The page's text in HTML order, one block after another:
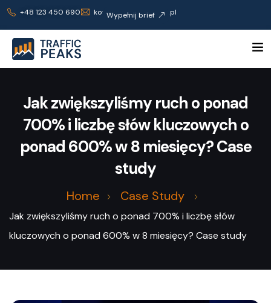
+48 123 450 690 kontakt@trafficpeaks.pl
Wypełnij brief
Jak zwiększyliśmy ruch o ponad
700% i liczbę słów kluczowych o
ponad 600% w 8 miesięcy? Case
study
Home Case Study
Jak zwiększyliśmy ruch o ponad 700% i liczbę słów
kluczowych o ponad 600% w 8 miesięcy? Case study